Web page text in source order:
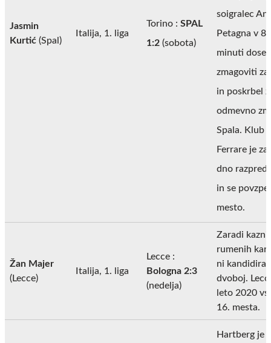
Jasmin
Kurtić (Spal)
Italija, 1. liga
Torino : SPAL
1:2 (sobota)
soigralec
Petagna v
minuti
zmagoviti
in poskrbel
odmevno
Spala. Klub
Ferrare je
dno
in se
mesto.
Žan Majer
(Lecce)
Italija, 1. liga
Lecce :
Bologna 2:3
(nedelja)
Zaradi kazni
rumenih
ni kandidiral
dvoboj.
leto 2020
16. mesta.
Hartberg je v